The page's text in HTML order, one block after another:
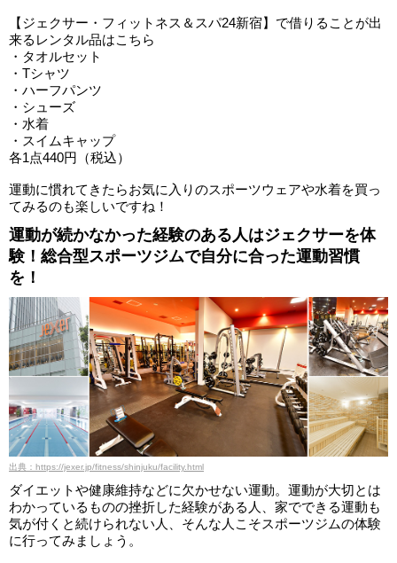
【ジェクサー・フィットネス＆スパ24新宿】で借りることが出
来るレンタル品はこちら
・タオルセット
・Tシャツ
・ハーフパンツ
・シューズ
・水着
・スイムキャップ
各1点440円（税込）
運動に慣れてきたらお気に入りのスポーツウェアや水着を買っ
てみるのも楽しいですね！
運動が続かなかった経験のある人はジェクサーを体
験！総合型スポーツジムで自分に合った運動習慣
を！
出典：https://jexer.jp/fitness/shinjuku/facility.html
ダイエットや健康維持などに欠かせない運動。運動が大切とは
わかっているものの挫折した経験がある人、家でできる運動も
気が付くと続けられない人、そんな人こそスポーツジムの体験
に行ってみましょう。